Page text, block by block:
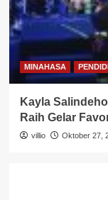
MINAHASA
Kayla
Raih Gelar
villio Oktober 27,